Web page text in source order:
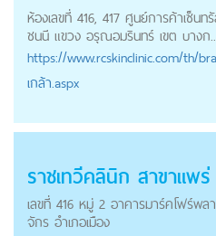
ห้องเลขที่ 416, 417 ศูนย์การค้าเซ็น
ชนนี แขวง อรุณอมรินทร์ เขต บางก
https://www.rcskinclinic.com/th/
เกล้า.aspx
ราชเทวีคลินิก สาขาแพร่
เลขที่ 416 หมู่ 2 อาคารมาร์คโฟร์พ
จักร อำเภอเมือง